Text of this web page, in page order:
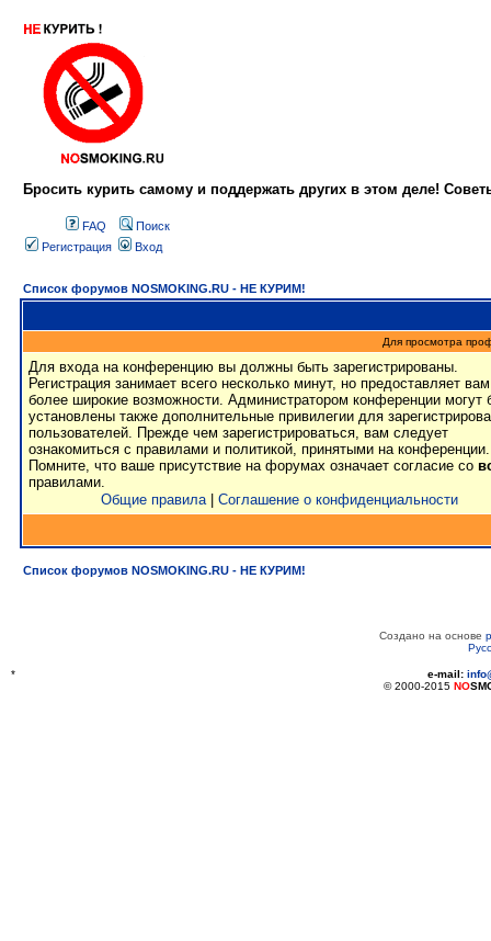
Бросить курить самому и поддержать других в этом деле!
FAQ
Поиск
Регистрация
Вход
Список форумов NOSMOKING.RU - НЕ КУРИМ!
Для просмотра
Для входа на конференцию вы должны быть зарегистрированы.
Регистрация занимает всего несколько минут, но предоставляет вам
более широкие возможности. Администратором конференции могут
установлены также дополнительные привилегии для
пользователей. Прежде чем зарегистрироваться, вам следует
ознакомиться с правилами и политикой, принятыми на конференции.
Помните, что ваше присутствие на форумах означает согласие со
правилами.
Общие правила| Соглашение о конфиденциальности
Список форумов NOSMOKING.RU - НЕ КУРИМ!
Создано на основе
* e-mail:
© 2000-2015 NO